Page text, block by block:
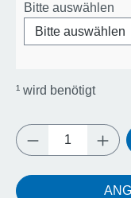
Bitte auswählen
¹ wird benötigt
Produkt